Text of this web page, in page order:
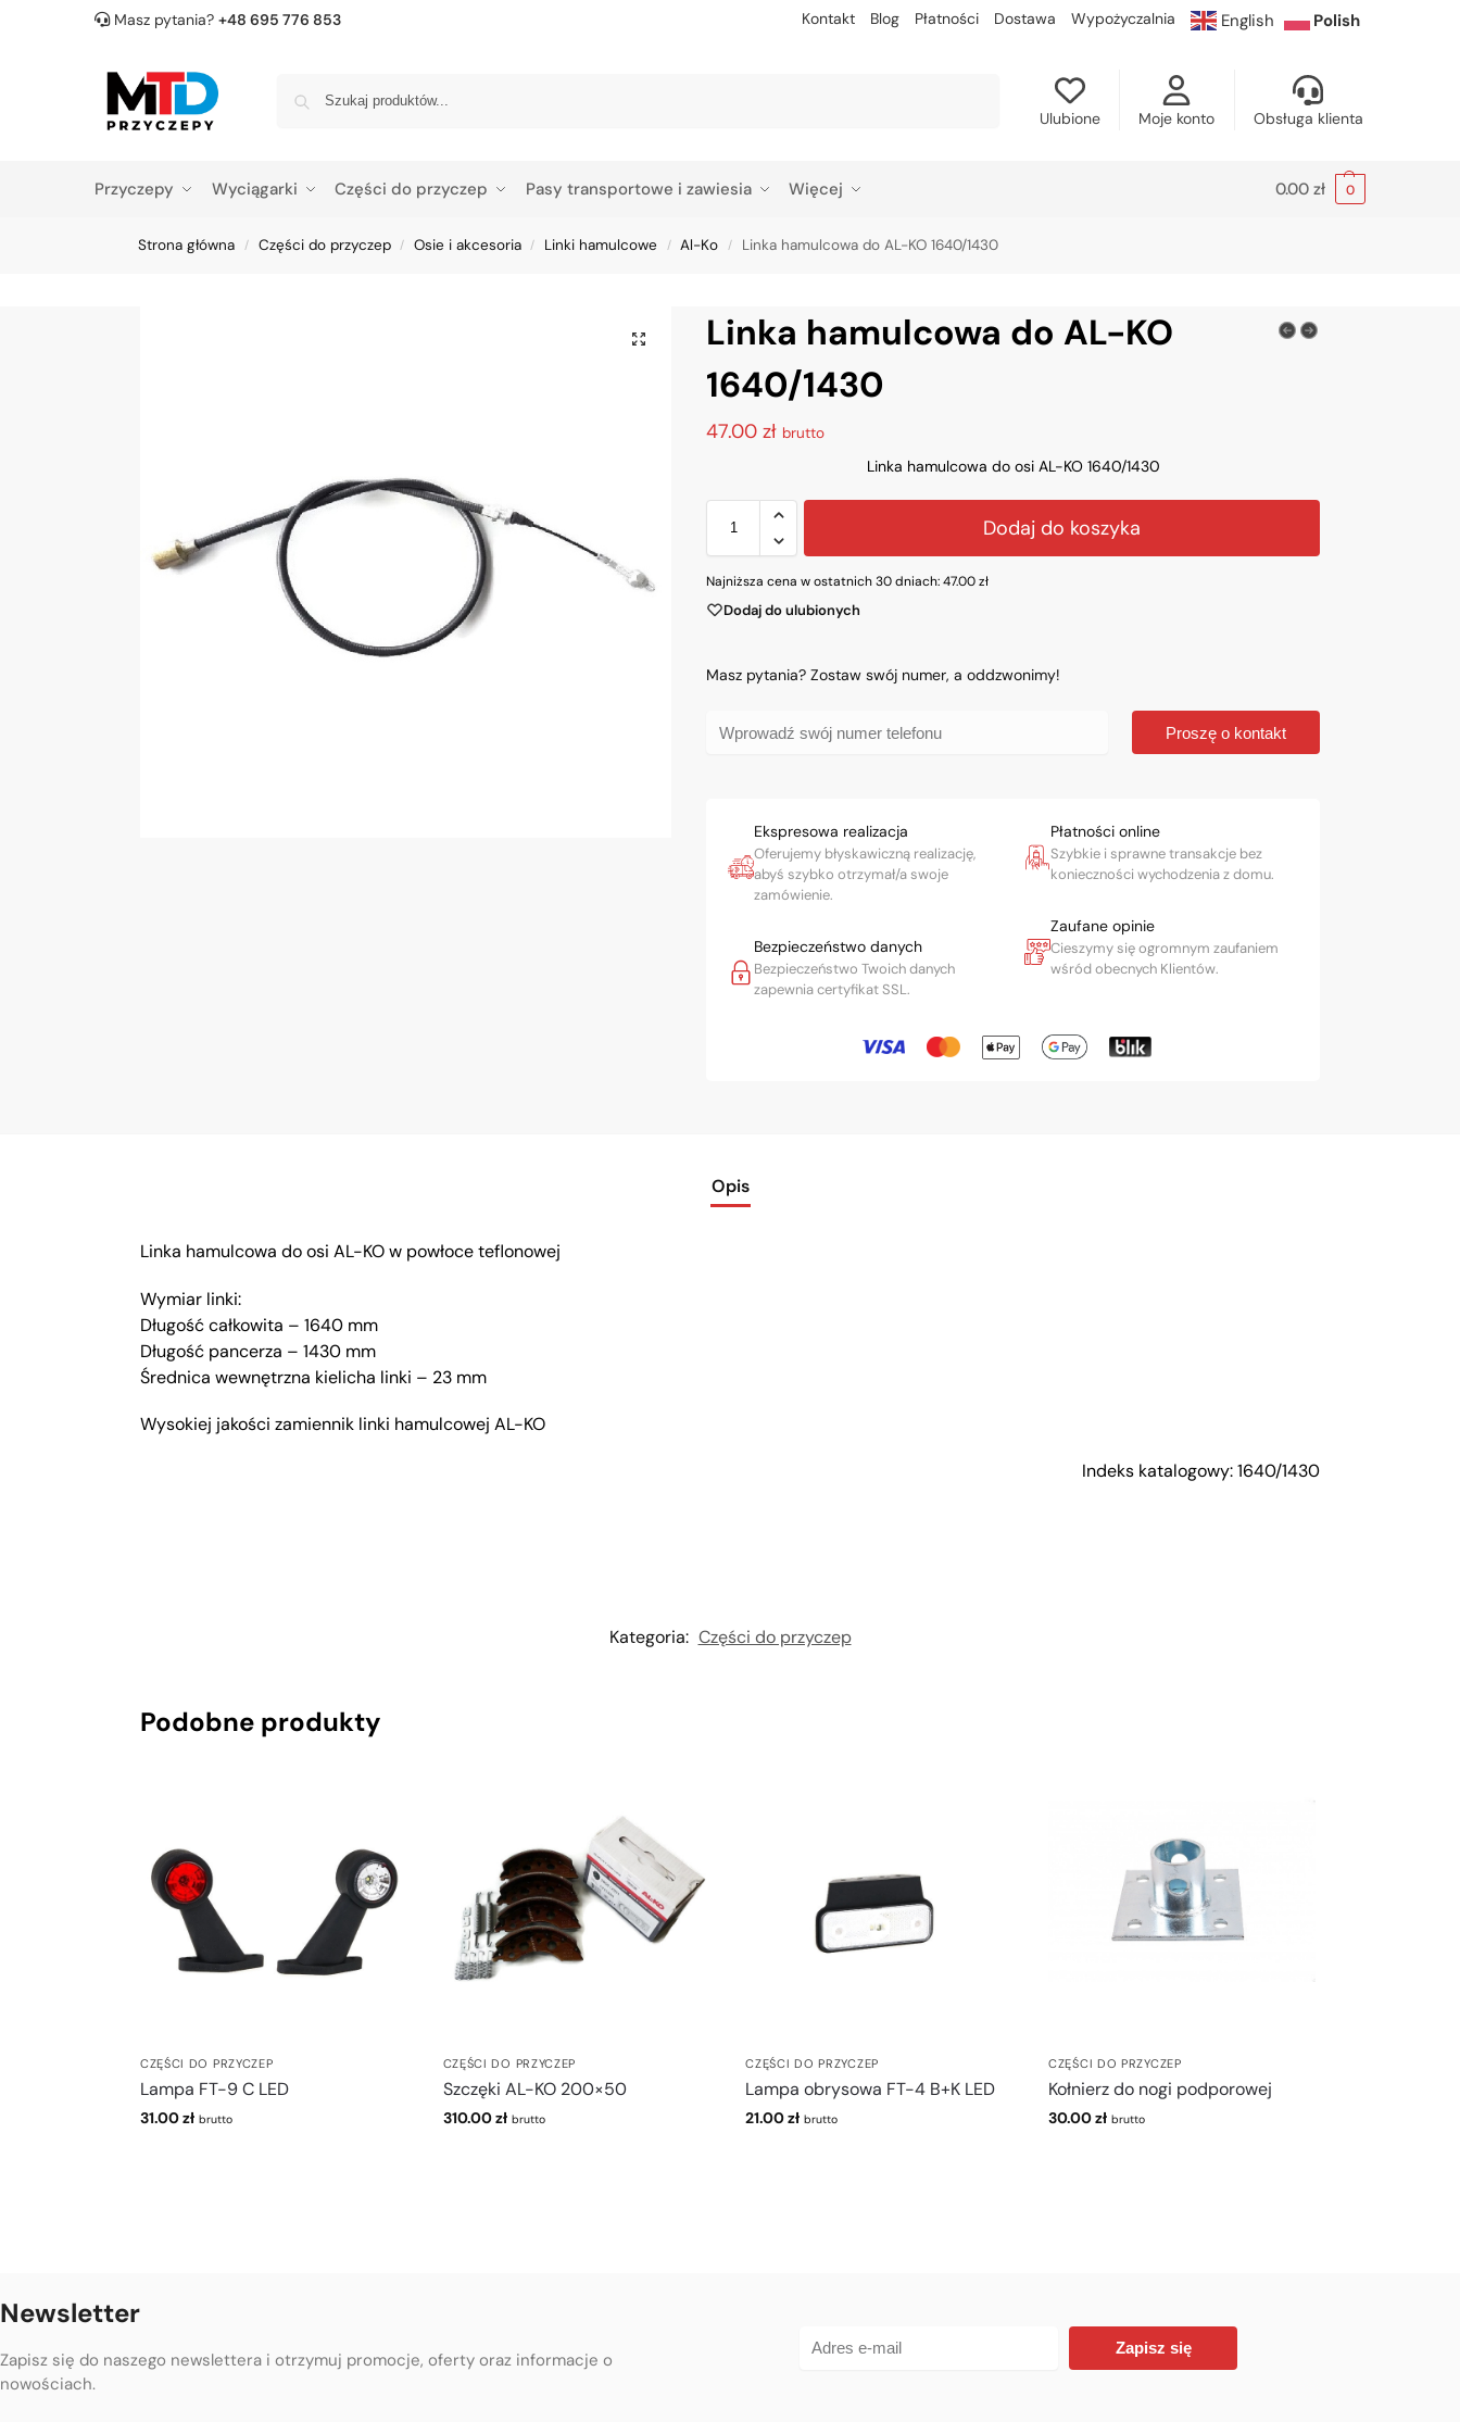
Masz pytania? +48 695 776 853 Kontakt Blog Płatności Dostawa Wypożyczalnia English Polish
Ulubione Moje konto Obsługa klienta
Przyczepy Wyciągarki Części do przyczep Pasy transportowe i zawiesia Więcej 0.00 zł 0
Strona główna / Części do przyczep / Osie i akcesoria / Linki hamulcowe / Al-Ko / Linka hamulcowa do AL-KO 1640/1430
Linka hamulcowa do AL-KO
1640/1430
47.00zł brutto
Linka hamulcowa do osi AL-KO 1640/1430
Dodaj do koszyka
Najniższa cena w ostatnich 30 dniach:47.00zł
Dodaj do ulubionych
Masz pytania? Zostaw swój numer, a oddzwonimy!
Proszę o kontakt
Ekspresowa realizacja
Oferujemy błyskawiczną realizację,
abyś szybko otrzymał/a swoje
zamówienie.
Bezpieczeństwo danych
Bezpieczeństwo Twoich danych
zapewnia certyfikat SSL.
Płatności online
Szybkie i sprawne transakcje bez
konieczności wychodzenia z domu.
Zaufane opinie
Cieszymy się ogromnym zaufaniem
wśród obecnych Klientów.
Opis
Linka hamulcowa do osi AL-KO w powłoce teflonowej
Wymiar linki:
Długość całkowita – 1640 mm
Długość pancerza – 1430 mm
Średnica wewnętrzna kielicha linki – 23 mm
Wysokiej jakości zamiennik linki hamulcowej AL-KO
Indeks katalogowy: 1640/1430
Kategoria: Części do przyczep
Podobne produkty
CZĘŚCI DO PRZYCZEP
Lampa FT-9 C LED
31.00zł brutto
CZĘŚCI DO PRZYCZEP
Szczęki AL-KO 200×50
310.00zł brutto
CZĘŚCI DO PRZYCZEP
Lampa obrysowa FT-4 B+K LED
21.00zł brutto
CZĘŚCI DO PRZYCZEP
Kołnierz do nogi podporowej
30.00zł brutto
Newsletter
Zapisz się do naszego newslettera i otrzymuj promocje, oferty oraz informacje o
nowościach.
Zapisz się